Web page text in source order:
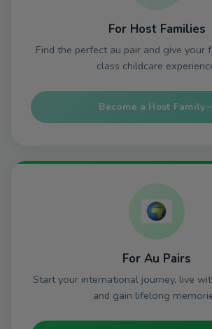
For Host Families
Find the perfect au pair and give your
class childcare
Become a Host Family
For Au Pairs
Start your international journey, live
and gain lifelong